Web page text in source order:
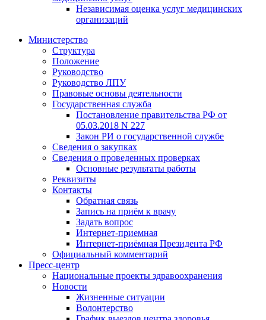
Независимая оценка услуг медицинскиx
организаций
Министерство
Структура
Положение
Руководство
Руководство ЛПУ
Правовые основы деятельности
Государственная служба
Постановление правительства РФ от
05.03.2018 N 227
Закон РИ о государственной службе
Сведения о закупках
Сведения о проведенных проверках
Основные результаты работы
Реквизиты
Контакты
Обратная связь
Запись на приём к врачу
Задать вопрос
Интернет-приемная
Интернет-приёмная Президента РФ
Официальный комментарий
Пресс-центр
Национальные проекты здравоохранения
Новости
Жизненные ситуации
Волонтерство